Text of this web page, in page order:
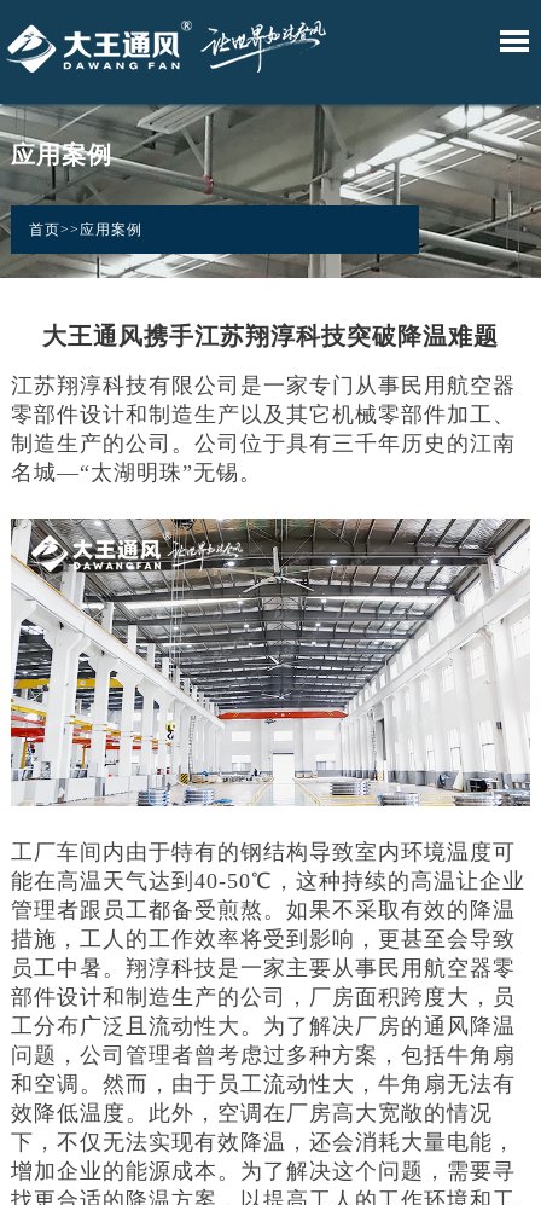
站
首
页
品
中
心
•W.Fans
智
慧
风
系
列
•D.Fans
自
然
风
系
列
•DW.Fans
臻
享
风
系
列
•DAWANG
BOX
控
制
系
统
•DM.Fans
舒
爽
风
系
列
术
服
务
决
方
案
用
案
例
闻
资
讯
于
我
们
应用案例
首页>>应用案例
大王通风携手江苏翔淳科技突破降温难题
江苏翔淳科技有限公司是一家专门从事民用航空器
零部件设计和制造生产以及其它机械零部件加工、
制造生产的公司。公司位于具有三千年历史的江南
名城—“太湖明珠”无锡。
工厂车间内由于特有的钢结构导致室内环境温度可
能在高温天气达到40-50℃，这种持续的高温让企业
管理者跟员工都备受煎熬。如果不采取有效的降温
措施，工人的工作效率将受到影响，更甚至会导致
员工中暑。翔淳科技是一家主要从事民用航空器零
部件设计和制造生产的公司，厂房面积跨度大，员
工分布广泛且流动性大。为了解决厂房的通风降温
问题，公司管理者曾考虑过多种方案，包括牛角扇
和空调。然而，由于员工流动性大，牛角扇无法有
效降低温度。此外，空调在厂房高大宽敞的情况
下，不仅无法实现有效降温，还会消耗大量电能，
增加企业的能源成本。为了解决这个问题，需要寻
找更合适的降温方案，以提高工人的工作环境和工